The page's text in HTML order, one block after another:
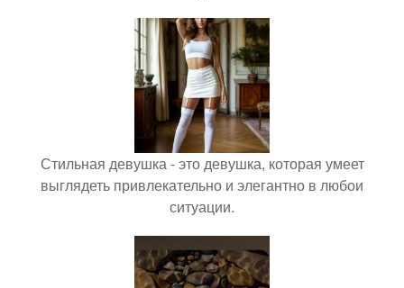
Стильная девушка - это девушка, которая умеет
выглядеть привлекательно и элегантно в любои
ситуации.